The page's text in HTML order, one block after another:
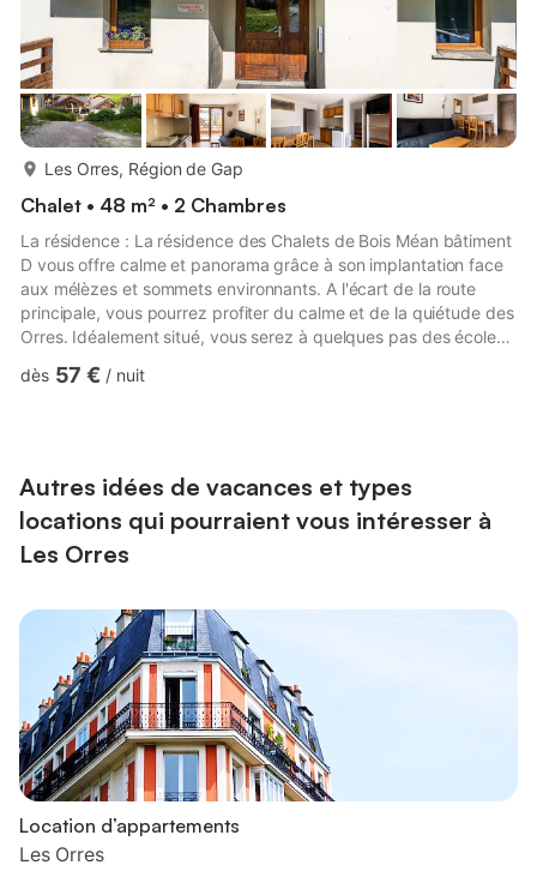
Les Orres, Région de Gap
Chalet • 48 m² • 2 Chambres
La résidence : La résidence des Chalets de Bois Méan bâtiment
D vous offre calme et panorama grâce à son implantation face
aux mélèzes et sommets environnants. A l'écart de la route
principale, vous pourrez profiter du calme et de la quiétude des
Orres. Idéalement situé, vous serez à quelques pas des écoles
que du centre station pour profiter des nombreux commerces
dès 57 € / nuit
Autres idées de vacances et types
locations qui pourraient vous intéresser à
Les Orres
Location d’appartements
Les Orres